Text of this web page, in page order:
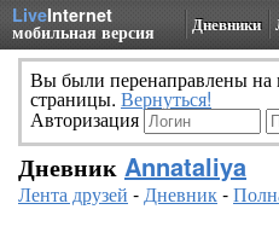
LiveInternet
мобильная версия Дневники
Вы были перенаправлены
страницы. Вернуться!
Авторизация
Дневник Annataliya
Лента друзей -Дневник-